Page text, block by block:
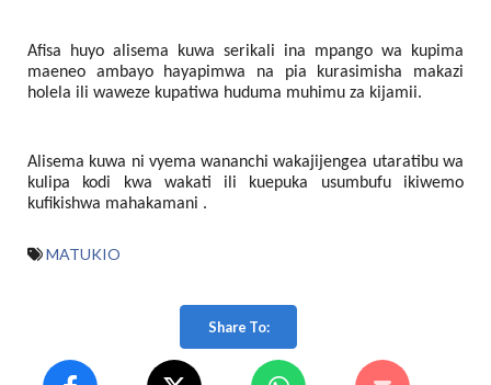
Afisa huyo alisema kuwa serikali ina mpango wa kupima
maeneo ambayo hayapimwa na pia kurasimisha makazi
holela ili waweze kupatiwa huduma muhimu za kijamii.
Alisema kuwa ni vyema wananchi wakajijengea utaratibu wa
kulipa kodi kwa wakati ili kuepuka usumbufu ikiwemo
kufikishwa mahakamani .
MATUKIO
Share To: